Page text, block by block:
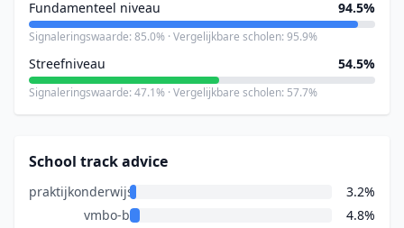
Fundamenteel niveau 94.5%
Signaleringswaarde: 85.0% · Vergelijkbare scholen: 95.9%
Streefniveau 54.5%
Signaleringswaarde: 47.1% · Vergelijkbare scholen: 57.7%
School track advice
praktijkonderwijs
3.2%
vmbo-b
4.8%